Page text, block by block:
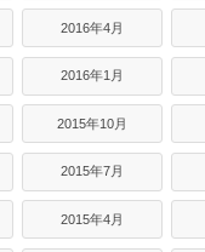
2016年4月
2016年1月
2015年10月
2015年7月
2015年4月